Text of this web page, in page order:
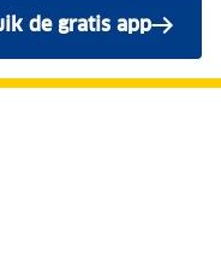
de gratis app